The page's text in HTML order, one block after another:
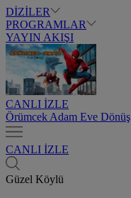
DİZİLER
PROGRAMLAR
YAYIN AKIŞI
CANLI İZLE
Örümcek Adam Eve Dönüş
CANLI İZLE
Güzel Köylü